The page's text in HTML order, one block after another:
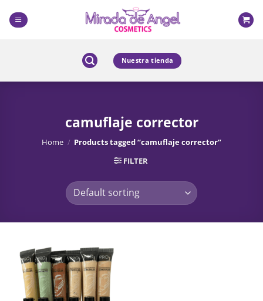
content
Nuestra tienda
camuflaje corrector
Home / Products tagged “camuflaje corrector”
FILTER